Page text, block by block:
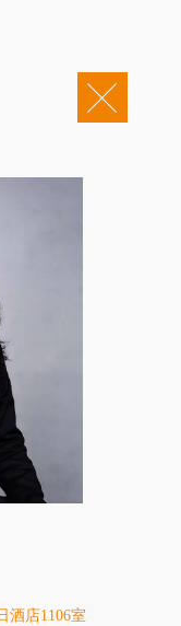
酒店1106室
律师事务所